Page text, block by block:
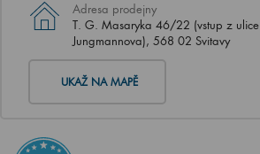
Adresa prodejny
T. G. Masaryka 46/22 (vstup z ulice
Jungmannova), 568 02 Svitavy
UKAŽ NA MAPĚ